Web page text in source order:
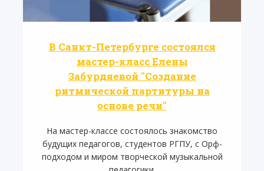
В Санкт-Петербурге состоялся
мастер-класс Елены
Забурдяевой "Создание
ритмической партитуры на
основе речи"
На мастер-классе состоялось знакомство
будущих педагогов, студентов РГПУ, с Орф-
подходом и миром творческой музыкальной